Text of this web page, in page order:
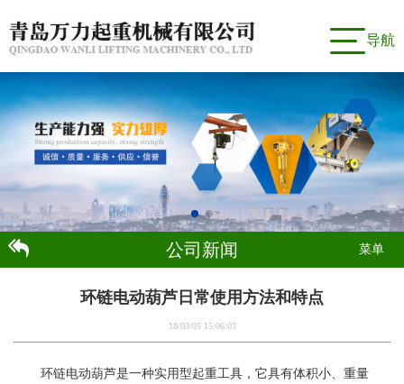
导航
公司新闻 菜单
环链电动葫芦日常使用方法和特点
18/03/05 15:06:03
环链电动葫芦是一种实用型起重工具，它具有体积小、重量